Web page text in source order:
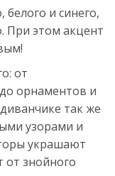
белого и синего,
При этом акцент
от
орнаментов и
так же
узорами и
украшают
знойного